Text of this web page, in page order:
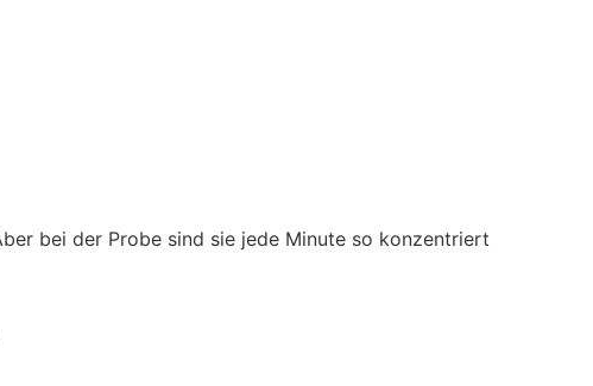
bei der Probe sind sie jede Minute so konzentriert